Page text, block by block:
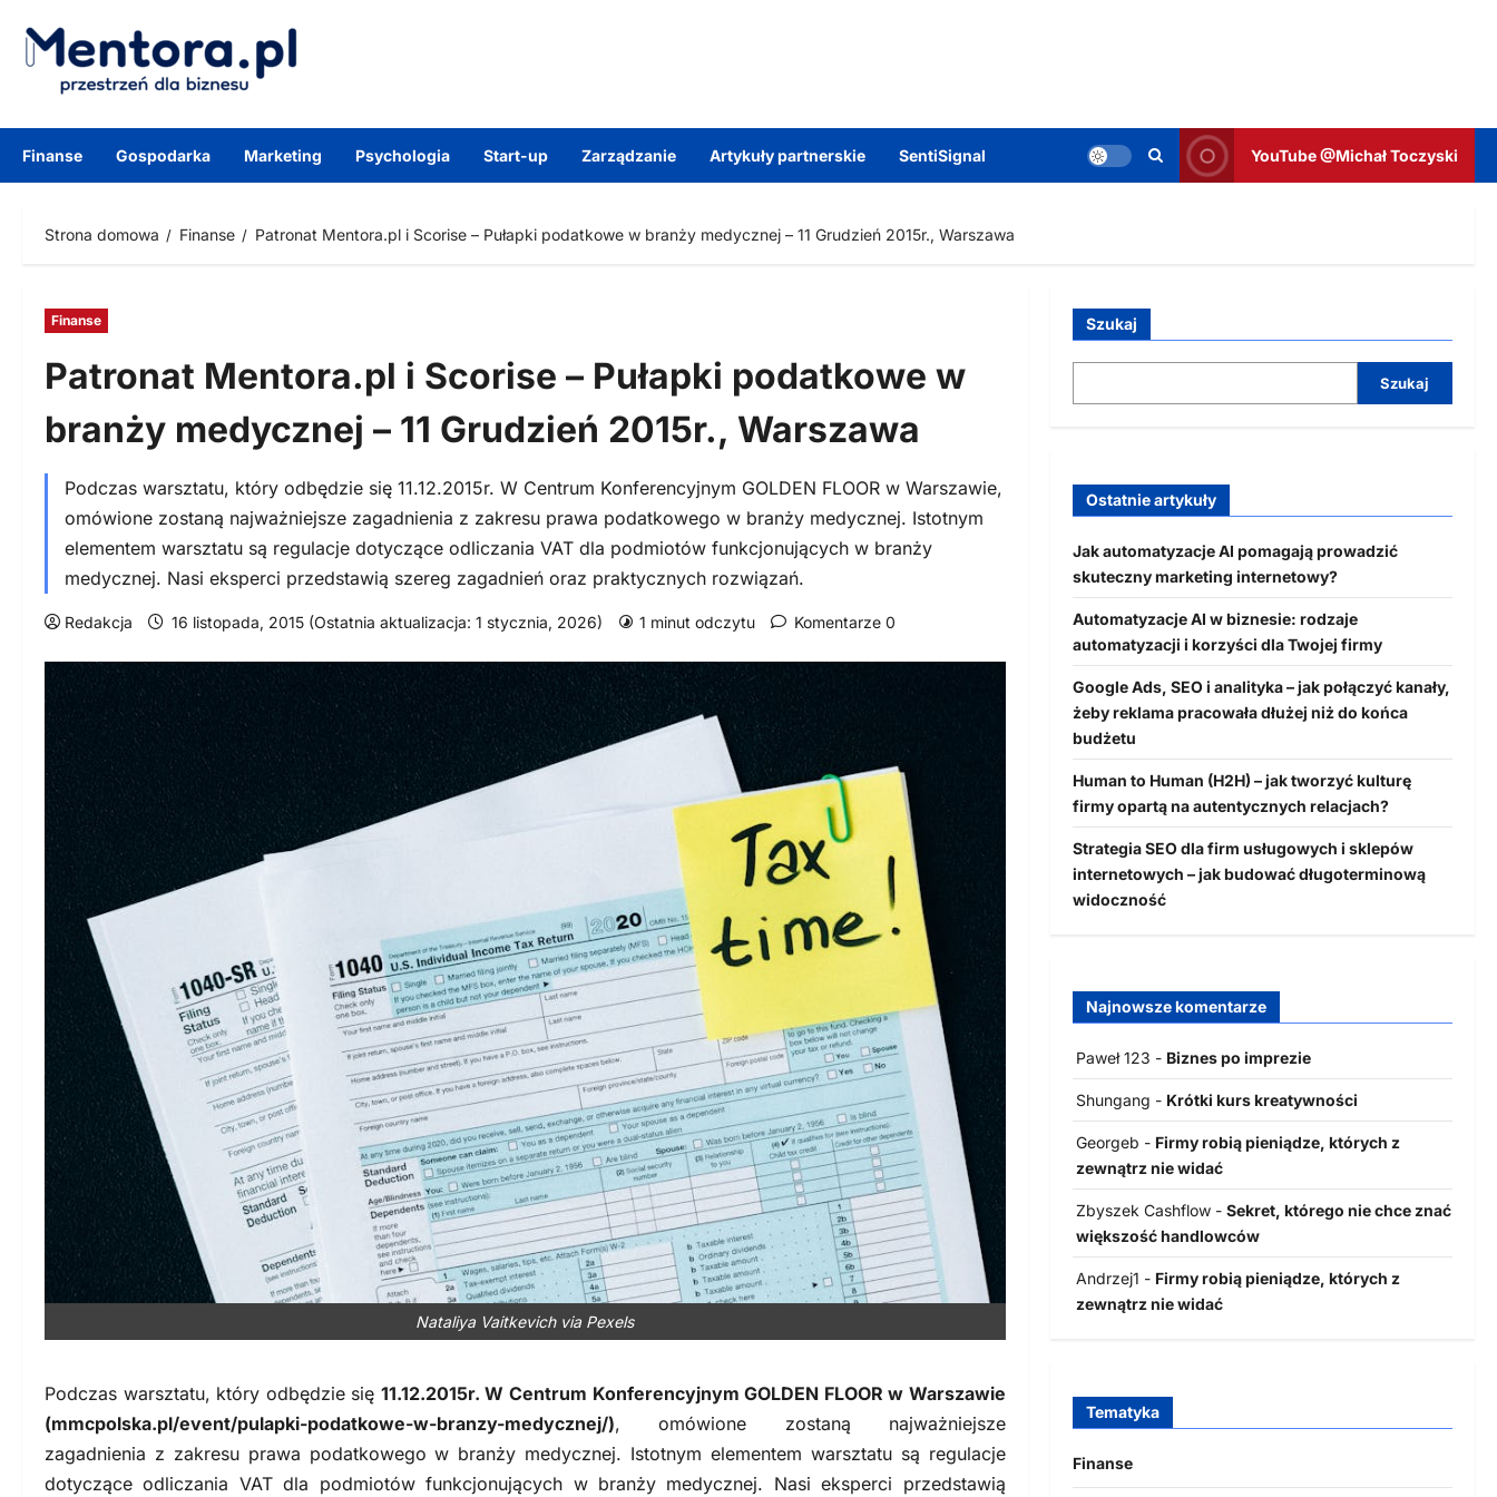
treści
Finanse Gospodarka Marketing Psychologia Start-up Zarządzanie Artykuły partnerskie SentiSignal YouTube @Michał Toczyski
Strona domowa Finanse Patronat Mentora.pl i Scorise – Pułapki podatkowe w branży medycznej – 11 Grudzień 2015r., Warszawa
Finanse
Patronat Mentora.pl i Scorise – Pułapki podatkowe w
branży medycznej – 11 Grudzień 2015r., Warszawa
Podczas warsztatu, który odbędzie się 11.12.2015r. W Centrum Konferencyjnym GOLDEN FLOOR w Warszawie,
omówione zostaną najważniejsze zagadnienia z zakresu prawa podatkowego w branży medycznej. Istotnym
elementem warsztatu są regulacje dotyczące odliczania VAT dla podmiotów funkcjonujących w branży
medycznej. Nasi eksperci przedstawią szereg zagadnień oraz praktycznych rozwiązań.
Redakcja 16 listopada, 2015 (Ostatnia aktualizacja: 1 stycznia, 2026) 1 minut odczytu Komentarze 0
Nataliya Vaitkevich via Pexels
Podczas warsztatu, który odbędzie się 11.12.2015r. W Centrum Konferencyjnym GOLDEN FLOOR w Warszawie
(mmcpolska.pl/event/pulapki-podatkowe-w-branzy-medycznej/), omówione zostaną najważniejsze
zagadnienia z zakresu prawa podatkowego w branży medycznej. Istotnym elementem warsztatu są regulacje
dotyczące odliczania VAT dla podmiotów funkcjonujących w branży medycznej. Nasi eksperci przedstawią
Szukaj
Szukaj
Ostatnie artykuły
Jak automatyzacje AI pomagają prowadzić
skuteczny marketing internetowy?
Automatyzacje AI w biznesie: rodzaje
automatyzacji i korzyści dla Twojej firmy
Google Ads, SEO i analityka – jak połączyć kanały,
żeby reklama pracowała dłużej niż do końca
budżetu
Human to Human (H2H) – jak tworzyć kulturę
firmy opartą na autentycznych relacjach?
Strategia SEO dla firm usługowych i sklepów
internetowych – jak budować długoterminową
widoczność
Najnowsze komentarze
Paweł 123 - Biznes po imprezie
Shungang - Krótki kurs kreatywności
Georgeb - Firmy robią pieniądze, których z
zewnątrz nie widać
Zbyszek Cashflow- Sekret, którego nie chce znać
większość handlowców
Andrzej1 - Firmy robią pieniądze, których z
zewnątrz nie widać
Tematyka
Finanse